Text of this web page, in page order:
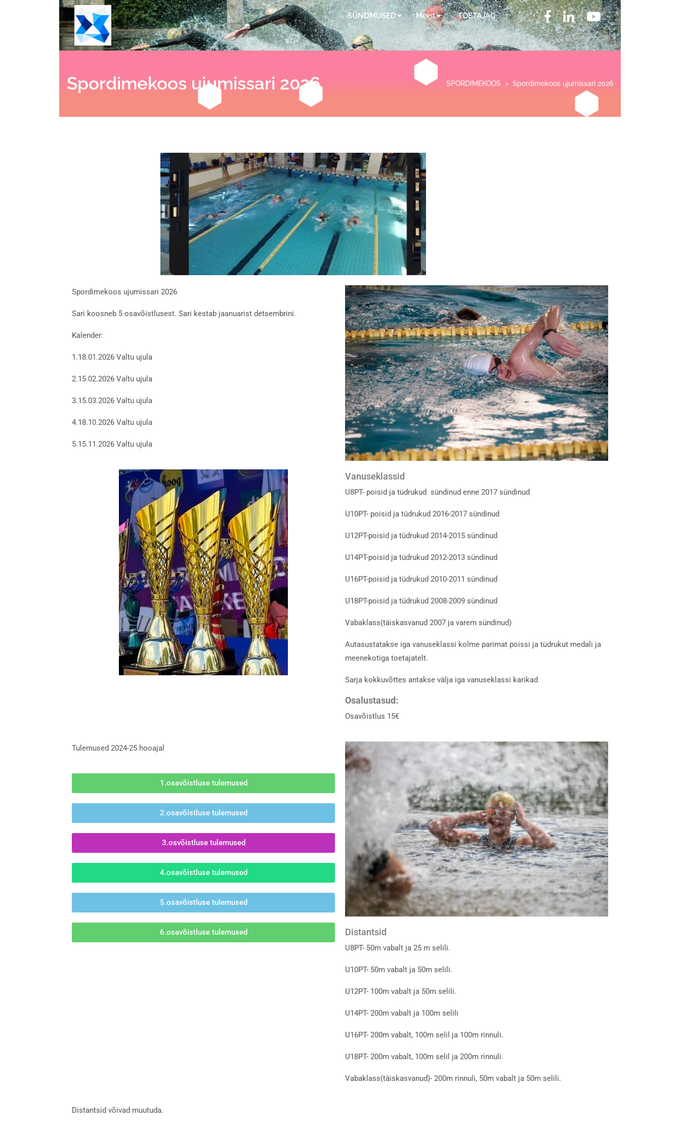
SÜNDMUSED Meist TOETAJAD
Spordimekoos ujumissari 2026 SPORDIMEKOOS > Spordimekoos ujumissari 2026
Spordimekoos ujumissari 2026
Sari koosneb 5 osavõistlusest. Sari kestab jaanuarist detsembrini.
Kalender:
1.18.01.2026 Valtu ujula
2.15.02.2026 Valtu ujula
3.15.03.2026 Valtu ujula
4.18.10.2026 Valtu ujula
5.15.11.2026 Valtu ujula
Vanuseklassid
U8PT- poisid ja tüdrukud sündinud enne 2017 sündinud
U10PT- poisid ja tüdrukud 2016-2017 sündinud
U12PT-poisid ja tüdrukud 2014-2015 sündinud
U14PT-poisid ja tüdrukud 2012-2013 sündinud
U16PT-poisid ja tüdrukud 2010-2011 sündinud
U18PT-poisid ja tüdrukud 2008-2009 sündinud
Vabaklass(täiskasvanud 2007 ja varem sündinud)
Autasustatakse iga vanuseklassi kolme parimat poissi ja tüdrukut medali ja
meenekotiga toetajatelt.
Sarja kokkuvõttes antakse välja iga vanuseklassi karikad
Osalustasud:
Osavõistlus 15€
Tulemused 2024-25 hooajal
1.osavõistluse tulemused
2.osavõistluse tulemused
3.osvõistluse tulemused
4.osavõistluse tulemused
5.osavõistluse tulemused
6.osavõistluse tulemused Distantsid
U8PT- 50m vabalt ja 25 m selili.
U10PT- 50m vabalt ja 50m selili.
U12PT- 100m vabalt ja 50m selili.
U14PT- 200m vabalt ja 100m selili
U16PT- 200m vabalt, 100m selil ja 100m rinnuli.
U18PT- 200m vabalt, 100m selil ja 200m rinnuli.
Vabaklass(täiskasvanud)- 200m rinnuli, 50m vabalt ja 50m selili.
Distantsid võivad muutuda.